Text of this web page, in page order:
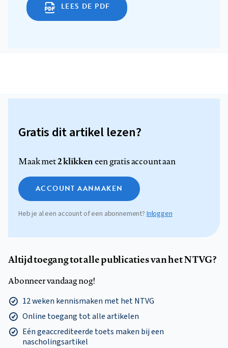
LEES DE PDF
Gratis dit artikel lezen?
Maak met2 klikkeneen gratis account aan
ACCOUNT AANMAKEN
Heb je al een account of een abonnement? Inloggen
Altijd toegang tot alle publicaties van het NTVG?
Abonneer vandaag nog!
12 weken kennismaken met het NTVG
Online toegang tot alle artikelen
Eén geaccrediteerde toets maken bij een
nascholingsartikel